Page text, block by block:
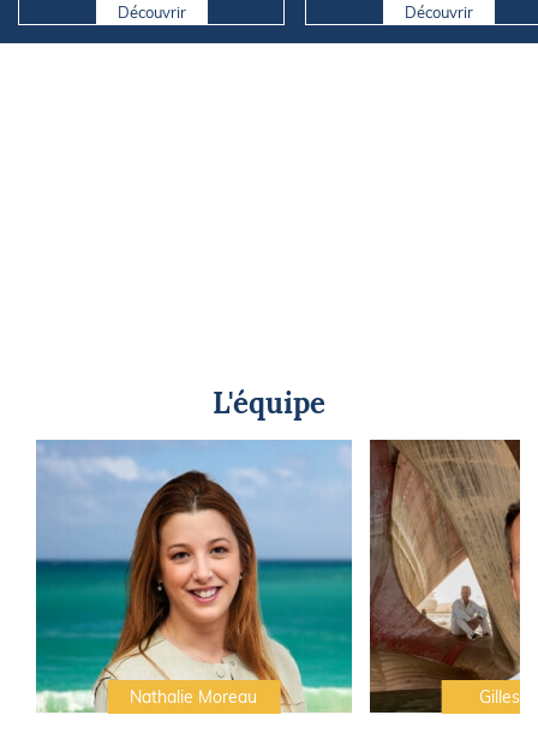
Découvrir Découvrir
L'équipe
Nathalie Moreau Gilles